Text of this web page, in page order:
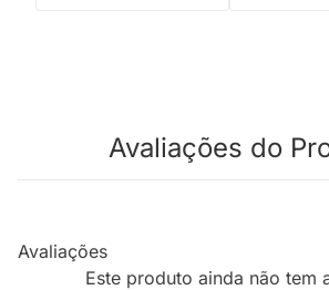
Avaliações do
Avaliações
Este produto ainda não tem